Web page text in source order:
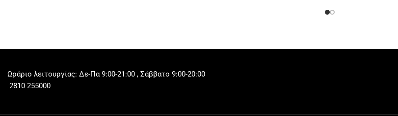
Ωράριο λειτουργίας: Δε-Πα 9:00-21:00 , Σάββατο 9:00-20:00
2810-255000